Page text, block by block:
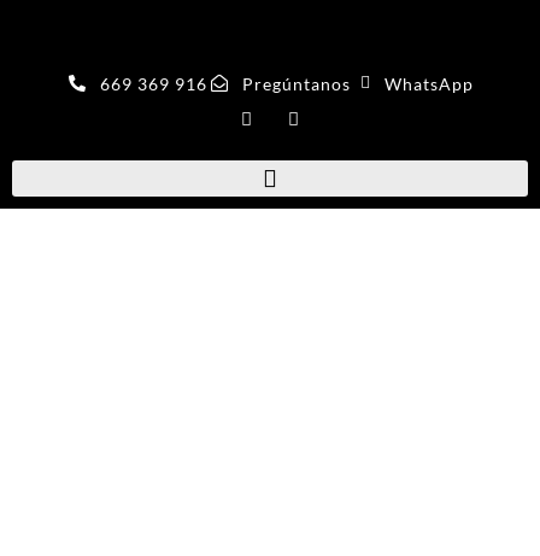
669 369 916 Pregúntanos WhatsApp